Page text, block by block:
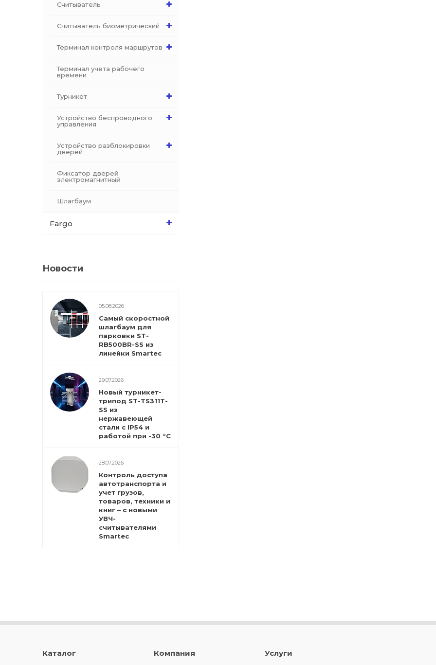
Считыватель
Считыватель биометрический
Терминал контроля маршрутов
Терминал учета рабочего
времени
Турникет
Устройство беспроводного
управления
Устройство разблокировки
дверей
Фиксатор дверей
электромагнитный
Шлагбаум
Fargo
Новости
05.08.2026
Самый скоростной
шлагбаум для
парковки ST-
RB500BR-SS из
линейки Smartec
29.07.2026
Новый турникет-
трипод ST-TS311T-
SS из
нержавеющей
стали с IP54 и
работой при -30 °С
28.07.2026
Контроль доступа
автотранспорта и
учет грузов,
товаров, техники и
книг – с новыми
УВЧ-
считывателями
Smartec
Каталог Компания Услуги